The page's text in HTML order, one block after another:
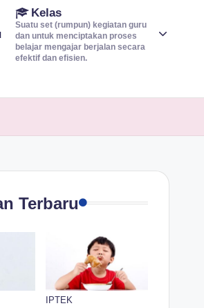
Kelas
Suatu set (rumpun) kegiatan guru
dan untuk menciptakan proses
belajar mengajar berjalan secara
efektif dan efisien.
Terbaru
IPTEK